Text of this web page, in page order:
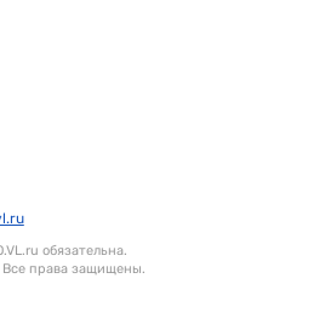
обязательна.
Все права защищены.